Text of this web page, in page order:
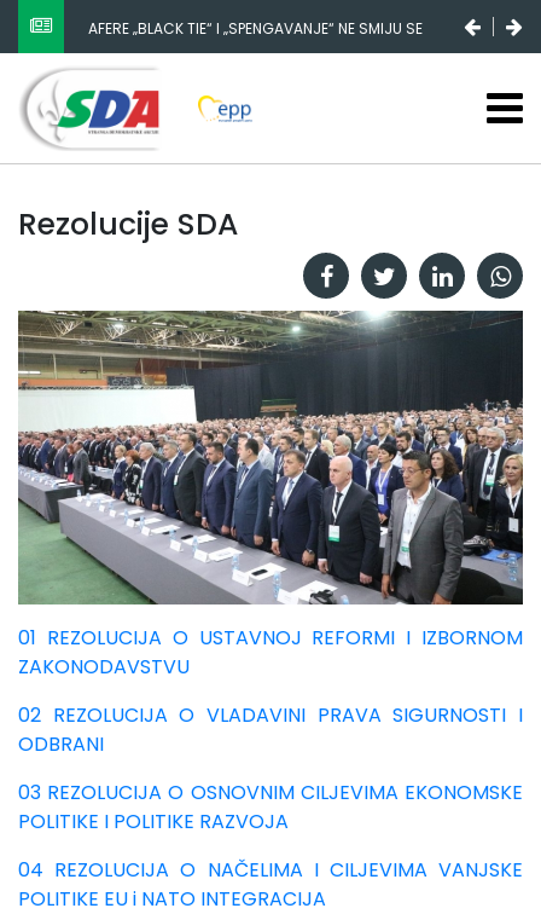
AFERE „BLACK TIE“ I „SPENGAVANJE“ NE SMIJU SE
ZATAŠKATI
Rezolucije SDA
01 REZOLUCIJA O USTAVNOJ REFORMI I IZBORNOM
ZAKONODAVSTVU
02 REZOLUCIJA O VLADAVINI PRAVA SIGURNOSTI I
ODBRANI
03 REZOLUCIJA O OSNOVNIM CILJEVIMA EKONOMSKE
POLITIKE I POLITIKE RAZVOJA
04 REZOLUCIJA O NAČELIMA I CILJEVIMA VANJSKE
POLITIKE EU i NATO INTEGRACIJA